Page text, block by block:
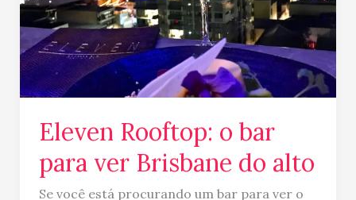
Eleven Rooftop: o bar
para ver Brisbane do alto
Se você está procurando um bar para ver o
Brisbane
do
alto